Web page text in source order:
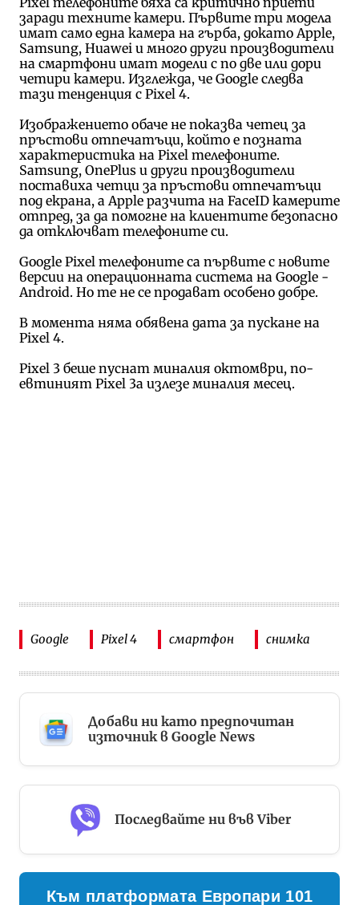
заради техните камери. Първите три модела
имат само една камера на гърба, докато Apple,
Samsung, Huawei и много други производители
на смартфони имат модели с по две или дори
четири камери. Изглежда, че Google следва
тази тенденция с Pixel 4.
Изображението обаче не показва четец за
пръстови отпечатъци, който е позната
характеристика на Pixel телефоните.
Samsung, OnePlus и други производители
поставиха четци за пръстови отпечатъци
под екрана, а Apple разчита на FaceID камерите
отпред, за да помогне на клиентите безопасно
да отключват телефоните си.
Google Pixel телефоните са първите с новите
версии на операционната система на Google -
Android. Но те не се продават особено добре.
В момента няма обявена дата за пускане на
Pixel 4.
Pixel 3 беше пуснат миналия октомври, по-
евтиният Pixel 3a излезе миналия месец.
Google Pixel 4 смартфон снимка
Добави ни като предпочитан
източник в Google News
Последвайте ни във Viber
Към платформата Европари 101